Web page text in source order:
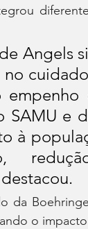
Angels
e
à
da
o